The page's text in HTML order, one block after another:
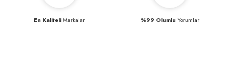
En KaliteliMarkalar %99 Olumlu Yorumlar